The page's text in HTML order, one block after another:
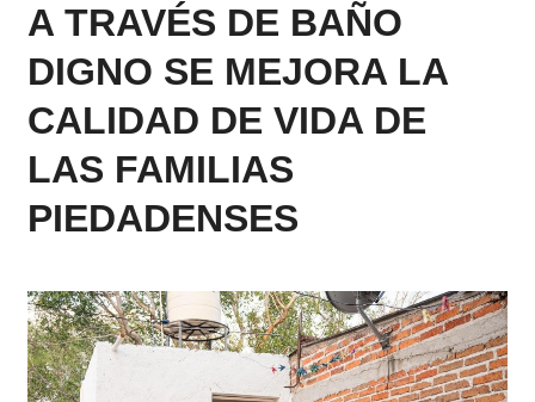
A TRAVÉS DE BAÑO
DIGNO SE MEJORA LA
CALIDAD DE VIDA DE
LAS FAMILIAS
PIEDADENSES